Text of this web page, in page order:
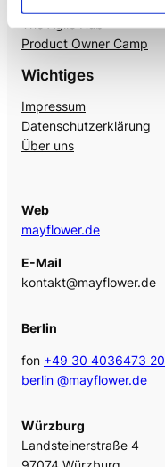
Product Owner Camp
Wichtiges
Impressum
Datenschutzerklärung
Über uns
Web
mayflower.de
E-Mail
kontakt@mayflower.de
Berlin
fon +49 30 4036473 20
berlin @mayflower.de
Würzburg
Landsteinerstraße 4